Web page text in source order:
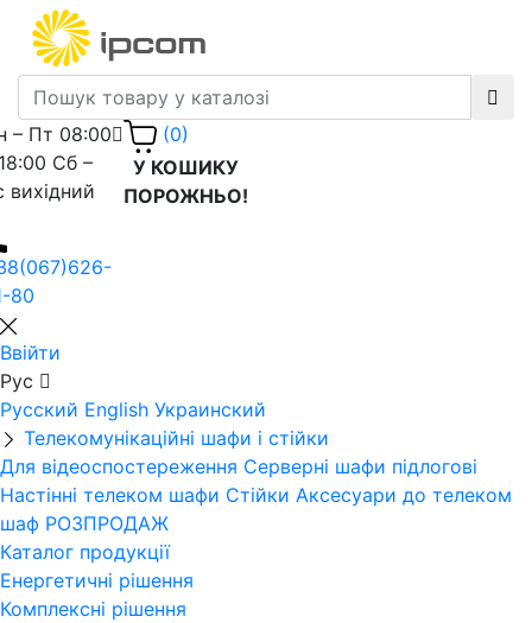
– Пт 08:00
Сб –
вихідний
80
(0)
У КОШИКУ
ПОРОЖНЬО!
Ввійти
Рус
Русский English Украинский
Телекомунікаційні шафи і стійки
Для відеоспостереження Серверні шафи підлогові
Настінні телеком шафи Стійки Аксесуари до телеком
шаф РОЗПРОДАЖ
Каталог продукції
Енергетичні рішення
Комплексні рішення